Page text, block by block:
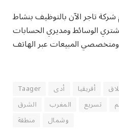
تاجر الآن بالتوظيف بنشاط
الوسائط ومديري الحسابات
Taager أدى أفريقيا
الشرق
المغرب تسريع
منطقة
وشمال